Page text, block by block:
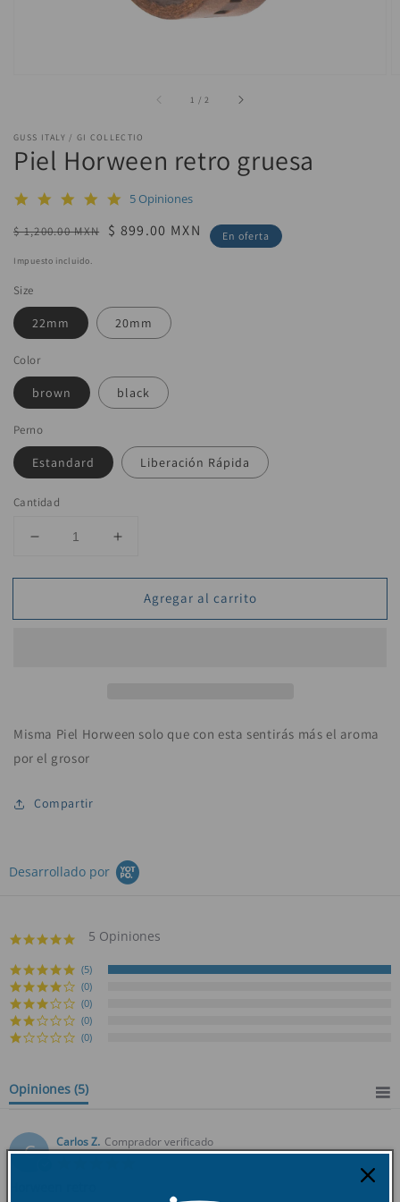
1 /de
2
GUSS ITALY / GI COLLECTIO
Piel Horween retro gruesa
5.0
rating
5 Opiniones
Precio
$ 1,200.00 MXN
Precio
$ 899.00 MXN En oferta
Impuesto incluido.
Size
22mm 20mm
Color
brown black
Perno
Estandard Liberación Rápida
Cantidad
Reducir
para
Horween
Aumentar
para
Horween
Agregar al carrito
Misma Piel Horween solo que con esta sentirás más el aroma
por el grosor
Compartir
Desarrollado por
5.0
rating
5 Opiniones
(5)
(0)
(0)
(0)
(0)
Opiniones (5)
C Carlos Z. Comprador verificado